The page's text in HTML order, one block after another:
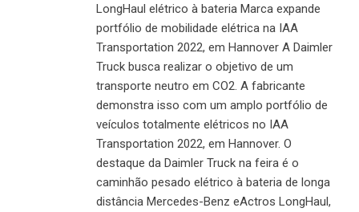
LongHaul elétrico à bateria Marca expande
portfólio de mobilidade elétrica na IAA
Transportation 2022, em Hannover A Daimler
Truck busca realizar o objetivo de um
transporte neutro em CO2. A fabricante
demonstra isso com um amplo portfólio de
veículos totalmente elétricos no IAA
Transportation 2022, em Hannover. O
destaque da Daimler Truck na feira é o
caminhão pesado elétrico à bateria de longa
distância Mercedes-Benz eActros LongHaul,